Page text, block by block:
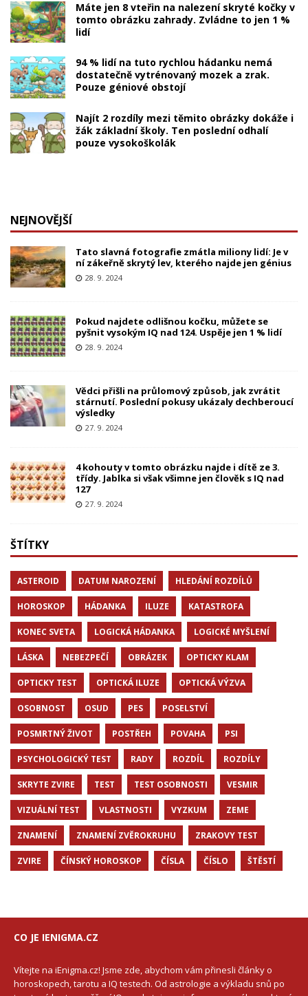
Máte jen 8 vteřin na nalezení skryté kočky v
tomto obrázku zahrady. Zvládne to jen 1 %
lidí
94 % lidí na tuto rychlou hádanku nemá
dostatečně vytrénovaný mozek a zrak.
Pouze géniové obstojí
Najít 2 rozdíly mezi těmito obrázky dokáže i
žák základní školy. Ten poslední odhalí
pouze vysokoškolák
NEJNOVĚJŠÍ
Tato slavná fotografie zmátla miliony lidí: Je v
ní zákeřně skrytý lev, kterého najde jen génius
28. 9. 2024
Pokud najdete odlišnou kočku, můžete se
pyšnit vysokým IQ nad 124. Uspěje jen 1 % lidí
28. 9. 2024
Vědci přišli na průlomový způsob, jak zvrátit
stárnutí. Poslední pokusy ukázaly dechberoucí
výsledky
27. 9. 2024
4 kohouty v tomto obrázku najde i dítě ze 3.
třídy. Jablka si však všimne jen člověk s IQ nad
127
27. 9. 2024
ŠTÍTKY
ASTEROID DATUM NAROZENÍ HLEDÁNÍ ROZDÍLŮ
HOROSKOP HÁDANKA ILUZE KATASTROFA
KONEC SVETA LOGICKÁ HÁDANKA LOGICKÉ MYŠLENÍ
LÁSKA NEBEZPEČÍ OBRÁZEK OPTICKY KLAM
OPTICKY TEST OPTICKÁ ILUZE OPTICKÁ VÝZVA
OSOBNOST OSUD PES POSELSTVÍ
POSMRTNÝ ŽIVOT POSTŘEH POVAHA PSI
PSYCHOLOGICKÝ TEST RADY ROZDÍL ROZDÍLY
SKRYTE ZVIRE TEST TEST OSOBNOSTI VESMIR
VIZUÁLNÍ TEST VLASTNOSTI VYZKUM ZEME
ZNAMENÍ ZNAMENÍ ZVĚROKRUHU ZRAKOVY TEST
ZVIRE ČÍNSKÝ HOROSKOP ČÍSLA ČÍSLO ŠTĚSTÍ
CO JE IENIGMA.CZ
Vítejte na iEnigma.cz! Jsme zde, abychom vám přinesli články o
horoskopech, tarotu a IQ testech. Od astrologie a výkladu snů po